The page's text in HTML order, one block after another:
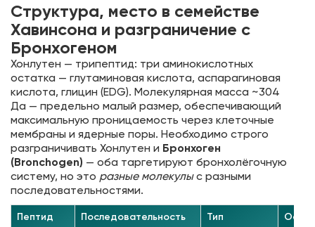
Структура, место в семействе
Хавинсона и разграничение с
Бронхогеном
Хонлутен — трипептид: три аминокислотных
остатка — глутаминовая кислота, аспарагиновая
кислота, глицин (EDG). Молекулярная масса ~304
Да — предельно малый размер, обеспечивающий
максимальную проницаемость через клеточные
мембраны и ядерные поры. Необходимо строго
разграничивать Хонлутен и Бронхоген
(Bronchogen) — оба таргетируют бронхолёгочную
систему, но это разные молекулыс разными
последовательностями.
Пептид Последовательность Тип